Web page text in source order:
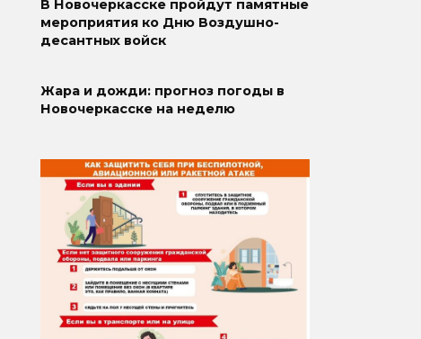
В Новочеркасске пройдут памятные
мероприятия ко Дню Воздушно-
десантных войск
Жара и дожди: прогноз погоды в
Новочеркасске на неделю